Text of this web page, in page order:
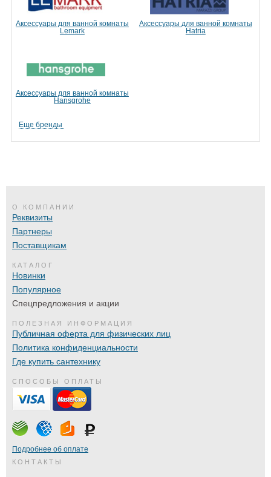
Аксессуары для ванной комнаты
Lemark
Аксессуары для ванной комнаты
Hatria
Аксессуары для ванной комнаты
Hansgrohe
Еще бренды
О КОМПАНИИ
Реквизиты
Партнеры
Поставщикам
КАТАЛОГ
Новинки
Популярное
Спецпредложения и акции
ПОЛЕЗНАЯ ИНФОРМАЦИЯ
Публичная оферта для физических лиц
Политика конфиденциальности
Где купить сантехнику
СПОСОБЫ ОПЛАТЫ
Подробнее об оплате
КОНТАКТЫ